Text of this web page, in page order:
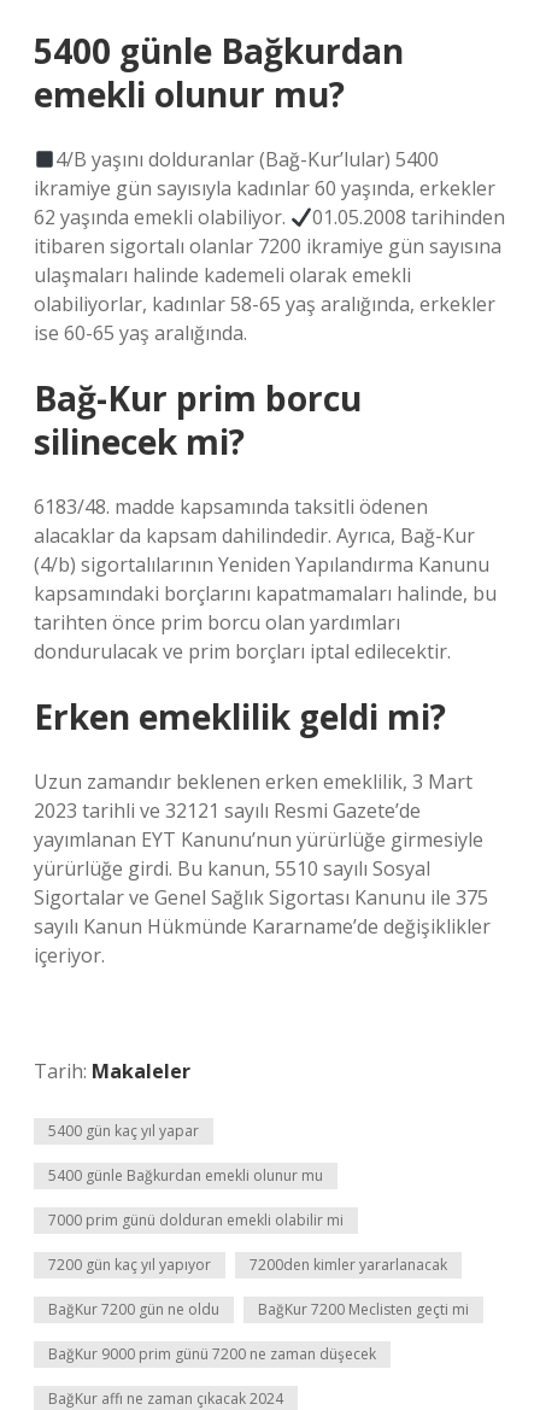
5400 günle Bağkurdan
emekli olunur mu?
4/B yaşını dolduranlar (Bağ-Kur’lular) 5400
ikramiye gün sayısıyla kadınlar 60 yaşında, erkekler
62 yaşında emekli olabiliyor.
01.05.2008 tarihinden
itibaren sigortalı olanlar 7200 ikramiye gün sayısına
ulaşmaları halinde kademeli olarak emekli
olabiliyorlar, kadınlar 58-65 yaş aralığında, erkekler
ise 60-65 yaş aralığında.
Bağ-Kur prim borcu
silinecek mi?
6183/48. madde kapsamında taksitli ödenen
alacaklar da kapsam dahilindedir. Ayrıca, Bağ-Kur
(4/b) sigortalılarının Yeniden Yapılandırma Kanunu
kapsamındaki borçlarını kapatmamaları halinde, bu
tarihten önce prim borcu olan yardımları
dondurulacak ve prim borçları iptal edilecektir.
Erken emeklilik geldi mi?
Uzun zamandır beklenen erken emeklilik, 3 Mart
2023 tarihli ve 32121 sayılı Resmi Gazete’de
yayımlanan EYT Kanunu’nun yürürlüğe girmesiyle
yürürlüğe girdi. Bu kanun, 5510 sayılı Sosyal
Sigortalar ve Genel Sağlık Sigortası Kanunu ile 375
sayılı Kanun Hükmünde Kararname’de değişiklikler
içeriyor.
Tarih: Makaleler
5400 gün kaç yıl yapar
5400 günle Bağkurdan emekli olunur mu
7000 prim günü dolduran emekli olabilir mi
7200 gün kaç yıl yapıyor 7200den kimler yararlanacak
BağKur 7200 gün ne oldu BağKur 7200 Meclisten geçti mi
BağKur 9000 prim günü 7200 ne zaman düşecek
BağKur affı ne zaman çıkacak 2024